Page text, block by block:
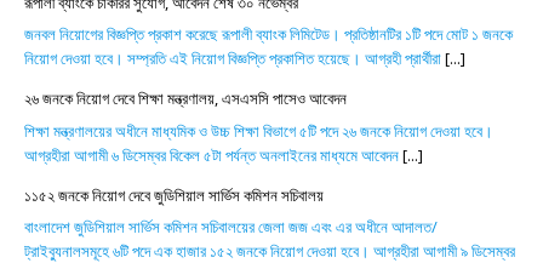
জনবল নিয়োগের বিজ্ঞপ্তি প্রকাশ করেছে রূপালী ব্যাংক লিমিটেড। প্রতিষ্ঠানটির ১টি পদে মোট ১ জনকে
নিয়োগ দেওয়া হবে। সম্প্রতি এই নিয়োগ বিজ্ঞপ্তি প্রকাশিত হয়েছে। আগ্রহী প্রার্থীরা[...]
২৬ জনকে নিয়োগ দেবে শিক্ষা মন্ত্রণালয়, এসএসসি পাসেও আবেদন
শিক্ষা মন্ত্রণালয়ের অধীনে মাধ্যমিক ও উচ্চ শিক্ষা বিভাগে ৫টি পদে ২৬ জনকে নিয়োগ দেওয়া হবে।
আগ্রহীরা আগামী ৬ ডিসেম্বর বিকেল ৫টা পর্যন্ত অনলাইনের মাধ্যমে আবেদন[...]
১১৫২ জনকে নিয়োগ দেবে জুডিশিয়াল সার্ভিস কমিশন সচিবালয়
বাংলাদেশ জুডিশিয়াল সার্ভিস কমিশন সচিবালয়ের জেলা জজ এবং এর অধীনে আদালত/
ট্রাইব্যুনালসমূহে ৬টি পদে এক হাজার ১৫২ জনকে নিয়োগ দেওয়া হবে। আগ্রহীরা আগামী ৯ ডিসেম্বর